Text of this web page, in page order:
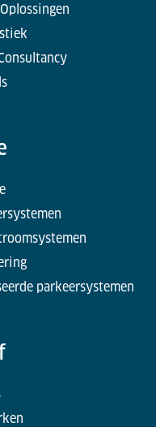
parkeersystemen